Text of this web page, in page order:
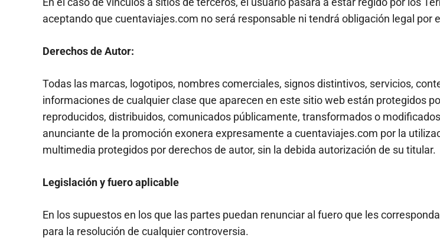
aceptando que cuentaviajes.com no será responsable ni tendrá obligación legal por
Derechos de Autor:
Todas las marcas, logotipos, nombres comerciales, signos distintivos, servicios,
informaciones de cualquier clase que aparecen en este sitio web están protegidos
reproducidos, distribuidos, comunicados públicamente, transformados o
anunciante de la promoción exonera expresamente a cuentaviajes.com por la
multimedia protegidos por derechos de autor, sin la debida autorización de su titular.
Legislación y fuero aplicable
En los supuestos en los que las partes puedan renunciar al fuero que les
para la resolución de cualquier controversia.